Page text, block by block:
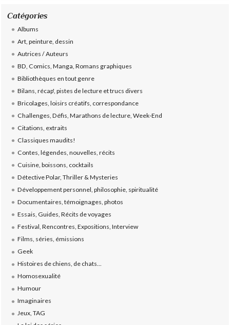
Catégories
Albums
Art, peinture, dessin
Autrices / Auteurs
BD, Comics, Manga, Romans graphiques
Bibliothèques en tout genre
Bilans, récap', pistes de lecture et trucs divers
Bricolages, loisirs créatifs, correspondance
Challenges, Défis, Marathons de lecture, Week-End
Citations, extraits
Classiques maudits!
Contes, légendes, nouvelles, récits
Cuisine, boissons, cocktails
Détective Polar, Thriller & Mysteries
Développement personnel, philosophie, spiritualité
Documentaires, témoignages, photos
Essais, Guides, Récits de voyages
Festival, Rencontres, Expositions, Interview
Films, séries, émissions
Geek
Histoires de chiens, de chats...
Homosexualité
Humour
Imaginaires
Jeux, TAG